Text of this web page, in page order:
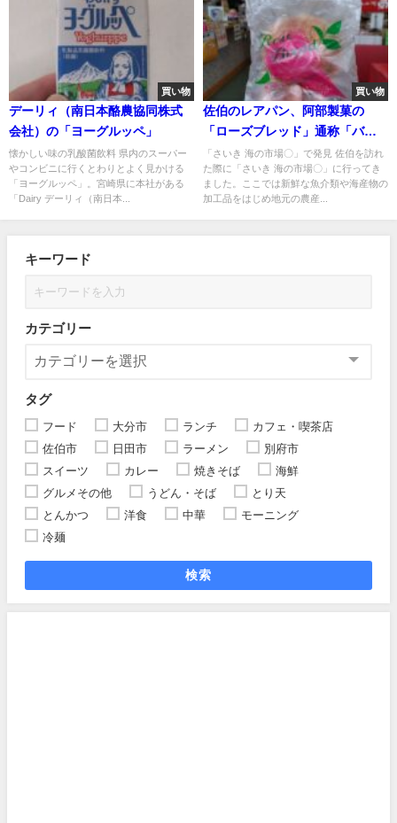
買い物
デーリィ（南日本酪農協同株式
会社）の「ヨーグルッペ」
懐かしい味の乳酸菌飲料 県内のスーパー
やコンビニに行くとわりとよく見かける
「ヨーグルッペ」。宮崎県に本社がある
「Dairy デーリィ（南日本...
買い物
佐伯のレアパン、阿部製菓の
「ローズブレッド」通称「バラ
パン」
「さいき 海の市場〇」で発見 佐伯を訪れ
た際に「さいき 海の市場〇」に行ってき
ました。ここでは新鮮な魚介類や海産物の
加工品をはじめ地元の農産...
キーワード
カテゴリー
タグ
フード 大分市 ランチ
カフェ・喫茶店
佐伯市
日田市 ラーメン
別府市
スイーツ
カレー 焼きそば
海鮮
グルメその他
うどん・そば
とり天
とんかつ
洋食 中華
モーニング
冷麺
検索